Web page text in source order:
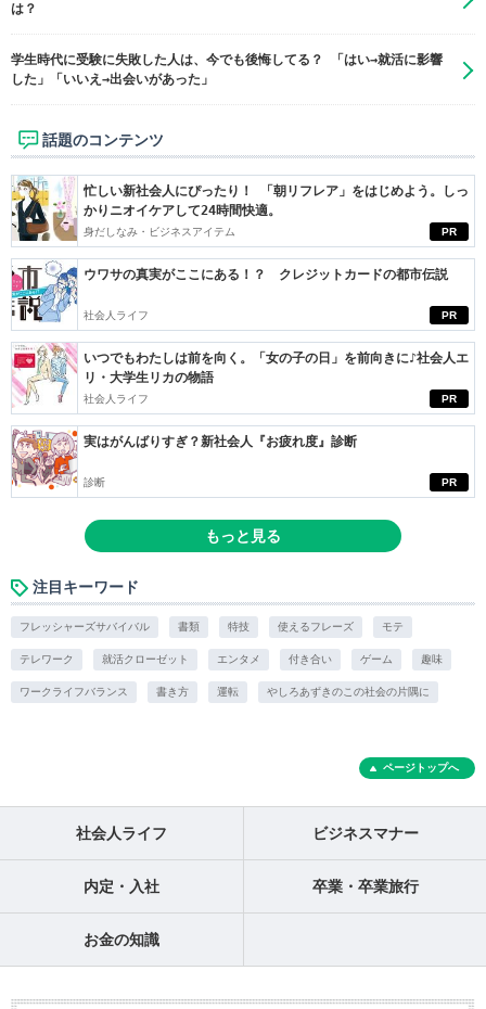
は？
学生時代に受験に失敗した人は、今でも後悔してる？ 「はい→就活に影響
した」「いいえ→出会いがあった」
話題のコンテンツ
PR
忙しい新社会人にぴったり！ 「朝リフレア」をはじめよう。しっ
かりニオイケアして24時間快適。
身だしなみ・ビジネスアイテム
PR
ウワサの真実がここにある！？ クレジットカードの都市伝説
社会人ライフ
PR
いつでもわたしは前を向く。「女の子の日」を前向きに♪社会人エ
リ・大学生リカの物語
社会人ライフ
PR
実はがんばりすぎ？新社会人『お疲れ度』診断
診断
もっと見る
注目キーワード
フレッシャーズサバイバル 書類 特技 使えるフレーズ モテ
テレワーク 就活クローゼット エンタメ 付き合い ゲーム 趣味
ワークライフバランス 書き方 運転 やしろあずきのこの社会の片隅に
ページトップへ
社会人ライフ ビジネスマナー
内定・入社 卒業・卒業旅行
お金の知識